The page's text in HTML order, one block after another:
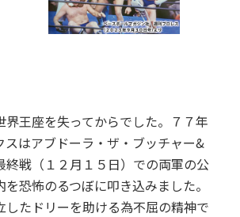
王座を失ってからでした。７７年
はアブドーラ・ザ・ブッチャー&
戦（１２月１５日）での両軍の公
恐怖のるつぼに叩き込みました。
たドリーを助ける為不屈の精神で